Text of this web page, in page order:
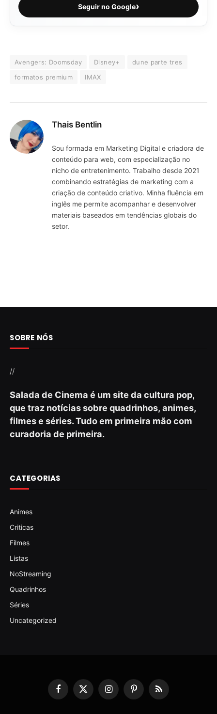
Seguir no Google›
Avengers: Doomsday Disney+
dune parte tres
formatos premium
IMAX
Thais Bentlin
Sou formada em Marketing Digital e criadora de
conteúdo para web, com especialização no
nicho de entretenimento. Trabalho desde 2021
combinando estratégias de marketing com a
criação de conteúdo criativo. Minha fluência em
inglês me permite acompanhar e desenvolver
materiais baseados em tendências globais do
setor.
SOBRE NÓS
//
Salada de Cinema é um site da cultura pop,
que traz notícias sobre quadrinhos, animes,
filmes e séries. Tudo em primeira mão com
curadoria de primeira.
CATEGORIAS
Animes
Criticas
Filmes
Listas
NoStreaming
Quadrinhos
Séries
Uncategorized
Facebook
X
(Twitter)
InstagramPinterestRSS